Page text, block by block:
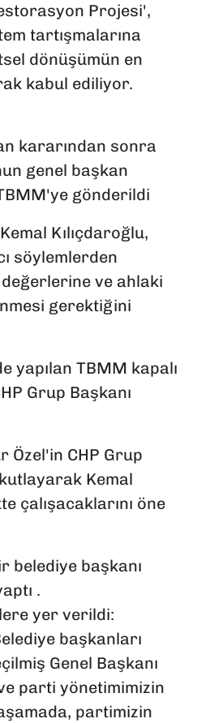
Projesi',
tartışmalarına
dönüşümün en
kabul ediliyor.
kararından sonra
genel başkan
gönderildi
Kılıçdaroğlu,
söylemlerden
değerlerine ve ahlaki
gerektiğini
yapılan TBMM kapalı
Grup Başkanı
Özel'in CHP Grup
Kemal
çalışacaklarını öne
belediye başkanı
.
yer verildi:
başkanları
Genel Başkanı
parti yönetimimizin
partimizin